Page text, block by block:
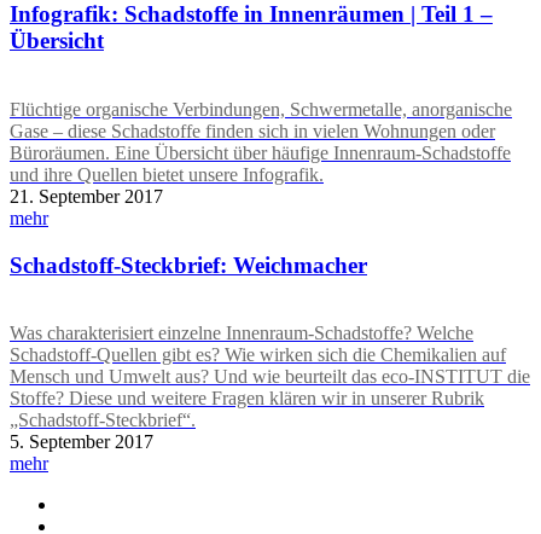
Infografik: Schadstoffe in Innenräumen | Teil 1 –
Übersicht
Flüchtige organische Verbindungen, Schwermetalle, anorganische
Gase – diese Schadstoffe finden sich in vielen Wohnungen oder
Büroräumen. Eine Übersicht über häufige Innenraum-Schadstoffe
und ihre Quellen bietet unsere Infografik.
21. September 2017
mehr
Schadstoff-Steckbrief: Weichmacher
Was charakterisiert einzelne Innenraum-Schadstoffe? Welche
Schadstoff-Quellen gibt es? Wie wirken sich die Chemikalien auf
Mensch und Umwelt aus? Und wie beurteilt das eco-INSTITUT die
Stoffe? Diese und weitere Fragen klären wir in unserer Rubrik
„Schadstoff-Steckbrief“.
5. September 2017
mehr